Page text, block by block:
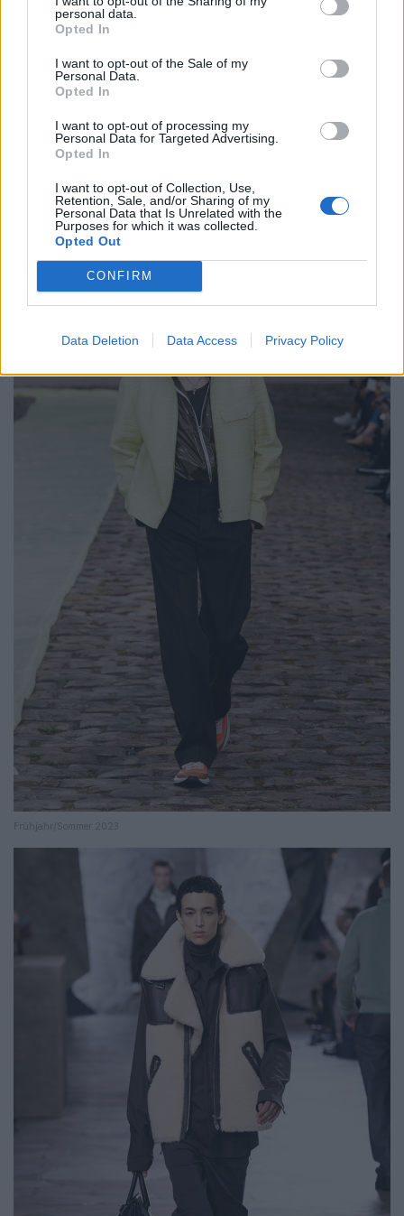
personal data.
Opted In
I want to opt-out of the Sale of my
Personal Data.
Opted In
I want to opt-out of processing my
Personal Data for Targeted Advertising.
Opted In
I want to opt-out of Collection, Use,
Retention, Sale, and/or Sharing of my
Personal Data that Is Unrelated with the
Purposes for which it was collected.
Opted Out
CONFIRM
Data Deletion Data Access Privacy Policy
Herbst/Winter 2022
Frühjahr/Sommer 2023